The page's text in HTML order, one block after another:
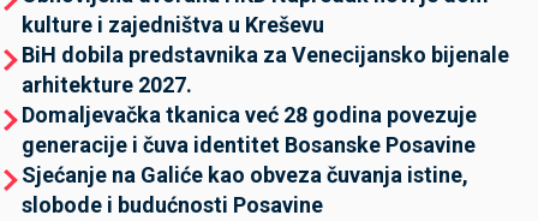
kulture i zajedništva u Kreševu
BiH dobila predstavnika za Venecijansko bijenale
arhitekture 2027.
Domaljevačka tkanica već 28 godina povezuje
generacije i čuva identitet Bosanske Posavine
Sjećanje na Galiće kao obveza čuvanja istine,
slobode i budućnosti Posavine